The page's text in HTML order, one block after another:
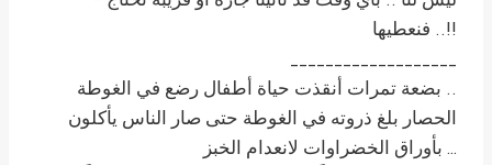
فنعطيها ..!!
بضعة تمرات أنقذت حياة أطفال رضع في الغوطة ..
الحصار بلغ ذروته في الغوطة حتى صار الناس يأكلون
بأوراق الخضراوات لانعدام الخبز …